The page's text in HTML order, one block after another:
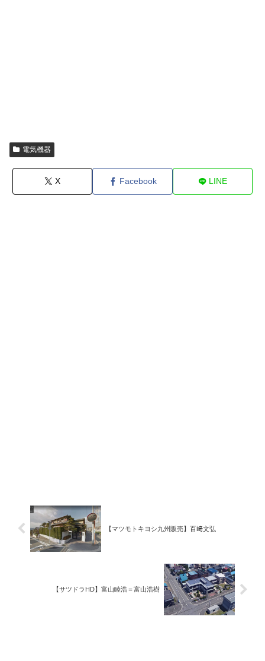
電気機器
X Facebook LINE
【マツモトキヨシ九州販売】百﨑文弘
【サツドラHD】富山睦浩＝富山浩樹